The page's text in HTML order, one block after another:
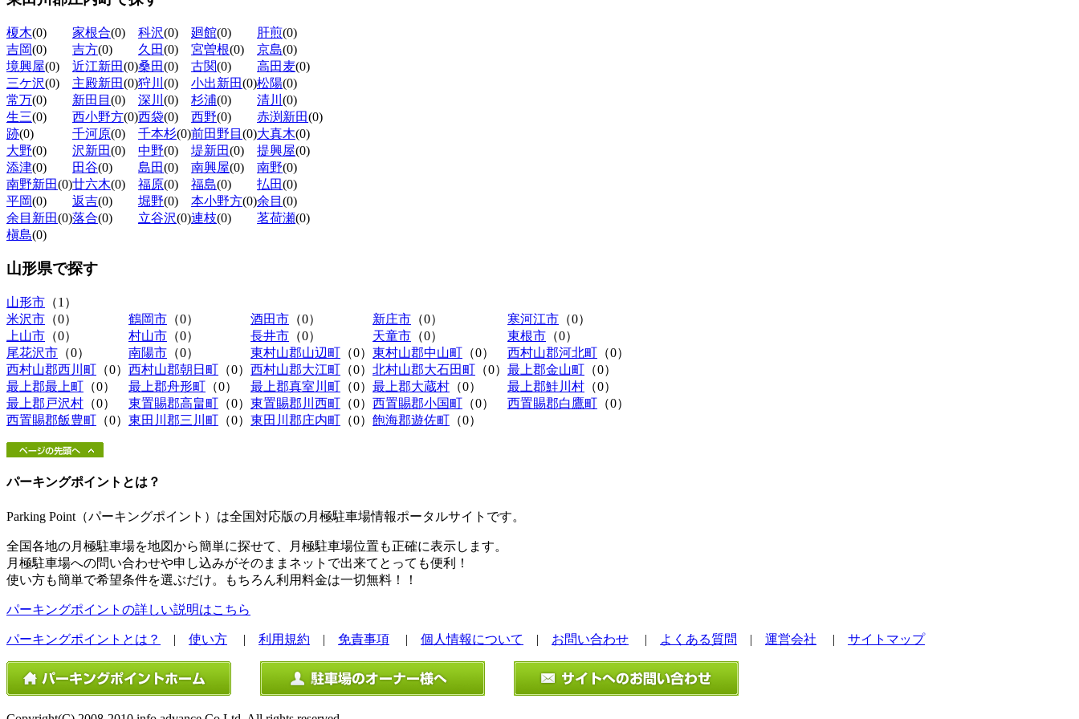
榎木(0) 家根合(0) 科沢(0) 廻館(0) 肝煎(0)
吉岡(0) 吉方(0) 久田(0) 宮曽根(0) 京島(0)
境興屋(0) 近江新田(0)桑田(0) 古関(0) 高田麦(0)
三ケ沢(0) 主殿新田(0)狩川 (0) 小出新田(0)松陽(0)
常万(0) 新田目 (0) 深川 (0) 杉浦(0) 清川 (0)
生三(0) 西小野方(0)西袋(0) 西野(0) 赤渕新田(0)
跡(0) 千河原(0) 千本杉(0)前田野目 (0)大真木(0)
大野(0) 沢新田(0) 中野(0) 堤新田(0) 提興屋(0)
添津(0) 田谷(0) 島田(0) 南興屋(0) 南野(0)
南野新田(0)廿六木(0) 福原(0) 福島(0) 払田(0)
平岡(0) 返吉(0) 堀野(0) 本小野方(0)余目 (0)
余目新田(0)落合(0) 立谷沢(0)連枝(0) 茗荷瀬(0)
槇島(0)
山形県で探す
山形市 （1）
米沢市 （0） 鶴岡市 （0） 酒田市 （0） 新庄市 （0） 寒河江市 （0）
上山市 （0） 村山市 （0） 長井市 （0） 天童市 （0） 東根市 （0）
尾花沢市 （0） 南陽市 （0） 東村山郡山辺町 （0） 東村山郡中山町 （0） 西村山郡河北町 （0）
西村山郡西川町 （0） 西村山郡朝日町 （0） 西村山郡大江町 （0） 北村山郡大石田町 （0） 最上郡金山町 （0）
最上郡最上町 （0） 最上郡舟形町 （0） 最上郡真室川町 （0） 最上郡大蔵村 （0） 最上郡鮭川村 （0）
最上郡戸沢村 （0） 東置賜郡高畠町 （0） 東置賜郡川西町 （0） 西置賜郡小国町 （0） 西置賜郡白鷹町 （0）
西置賜郡飯豊町 （0） 東田川郡三川町 （0） 東田川郡庄内町 （0） 飽海郡遊佐町 （0）
パーキングポイントとは？
Parking Point（パーキングポイント）は全国対応版の月極駐車場情報ポータルサイトです。
全国各地の月極駐車場を地図から簡単に探せて、月極駐車場位置も正確に表示します。
月極駐車場への問い合わせや申し込みがそのままネットで出来てとっても便利！
使い方も簡単で希望条件を選ぶだけ。もちろん利用料金は一切無料！！
パーキングポイントの詳しい説明はこちら
パーキングポイントとは？ | 使い方 | 利用規約 | 免責事項 | 個人情報について | お問い合わせ | よくある質問 | 運営会社 | サイトマップ